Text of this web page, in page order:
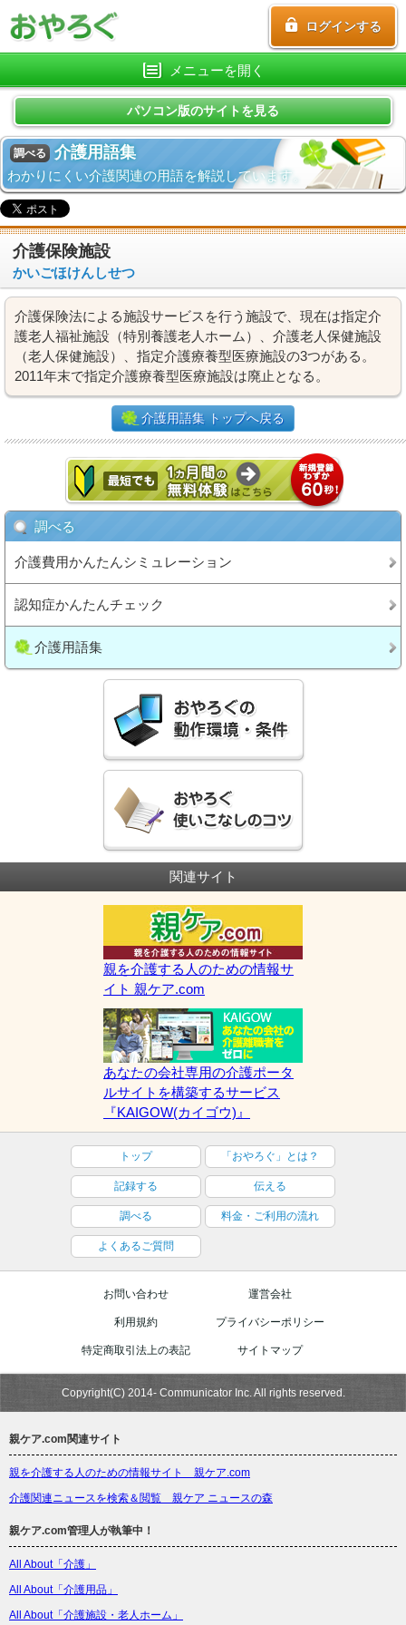
ログインする
メニューを開く
パソコン版のサイトを見る
調べる 介護用語集
わかりにくい介護関連の用語を解説しています。
介護保険施設
かいごほけんしせつ
介護保険法による施設サービスを行う施設で、現在は指定介
護老人福祉施設（特別養護老人ホーム）、介護老人保健施設
（老人保健施設）、指定介護療養型医療施設の3つがある。
2011年末で指定介護療養型医療施設は廃止となる。
介護用語集 トップへ戻る
調べる
介護費用かんたんシミュレーション
認知症かんたんチェック
介護用語集
関連サイト
親を介護する人のための情報サ
イト 親ケア.com
あなたの会社専用の介護ポータ
ルサイトを構築するサービス
『KAIGOW(カイゴウ)』
トップ 「おやろぐ」とは？
記録する 伝える
調べる 料金・ご利用の流れ
よくあるご質問
お問い合わせ 運営会社
利用規約 プライバシーポリシー
特定商取引法上の表記 サイトマップ
Copyright(C) 2014- Communicator Inc. All rights reserved.
親ケア.com関連サイト
親を介護する人のための情報サイト 親ケア.com
介護関連ニュースを検索＆閲覧 親ケア ニュースの森
親ケア.com管理人が執筆中！
All About「介護」
All About「介護用品」
All About「介護施設・老人ホーム」